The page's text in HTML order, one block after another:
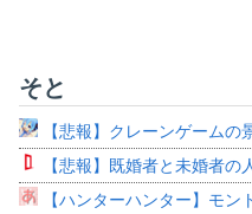
そと
【悲報】クレーンゲームの
【悲報】既婚者と未婚者の
【ハンターハンター】モン